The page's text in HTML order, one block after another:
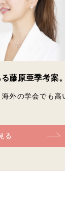
藤原亜季考案。
外の学会でも高
る